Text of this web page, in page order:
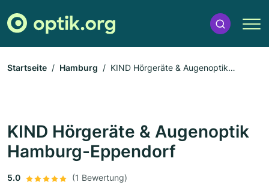
Startseite Hamburg
KIND Hörgeräte & Augenoptik
KIND Hörgeräte & Augenoptik
Hamburg-Eppendorf
5.0 (1 Bewertung)